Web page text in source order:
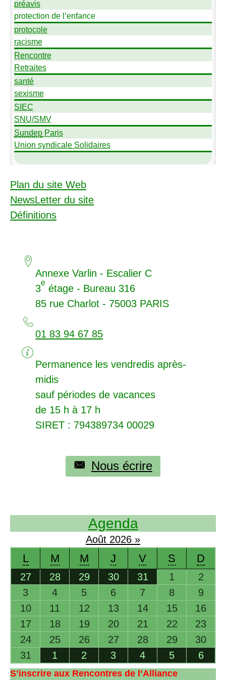
préavis
protection de l’enfance
protocole
racisme
Rencontre
Retraites
santé
sexisme
SIEC
SNU/SMV
SundepParis
Union syndicale Solidaires
Plan du site Web
NewsLetter du site
Définitions
Annexe Varlin - Escalier C
3
e
étage - Bureau 316
85 rue Charlot - 75003 PARIS
01 83 94 67 85
Permanence les vendredis après-
midis
sauf périodes de vacances
de 15 h à 17 h
SIRET: 794389734 00029
Nous écrire
Agenda
Août 2026 »
L M M J V S D
27 28 29 30 31 1
2
3
4 5 6 7 8
9
10
11 12 13 14 15
16
17
18 19 20 21 22
23
24
25 26 27 28 29
30
31
1 2 3 4 5 6
S’inscrire aux Rencontres de l’Alliance